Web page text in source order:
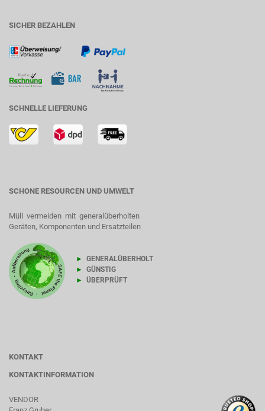
SICHER BEZAHLEN
SCHNELLE LIEFERUNG
SCHONE RESOURCEN UND UMWELT
Müll vermeiden mit generalüberholten
Geräten, Komponenten und Ersatzteilen
► GENERALÜBERHOLT
► GÜNSTIG
► ÜBERPRÜFT
KONTAKT
KONTAKTINFORMATION
VENDOR